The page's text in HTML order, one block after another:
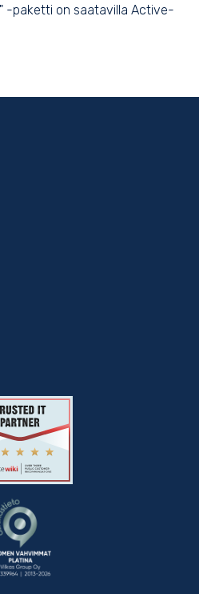
-paketti on saatavilla Active-